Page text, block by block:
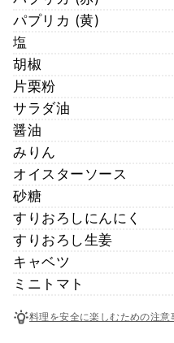
パプリカ (黄)
塩
胡椒
片栗粉
サラダ油
醤油
みりん
オイスターソース
砂糖
すりおろしにんにく
すりおろし生姜
キャベツ
ミニトマト
料理を安全に楽しむための注意